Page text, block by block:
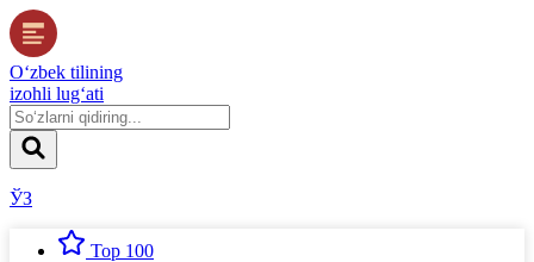
O‘zbek tilining
izohli lug‘ati
ЎЗ
Top 100